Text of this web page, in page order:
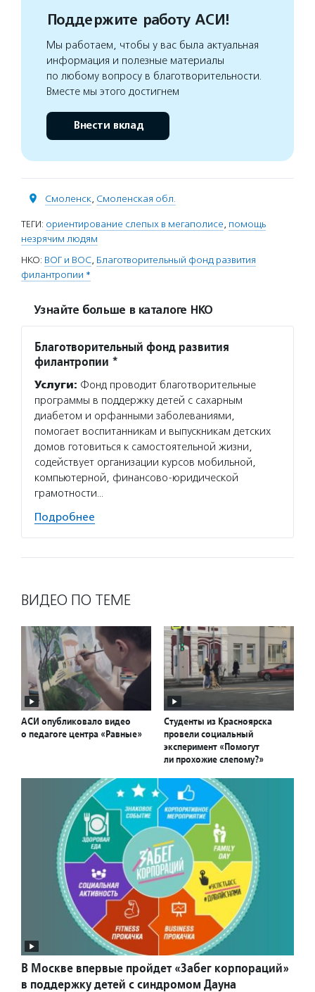
Поддержите работу АСИ!
Мы работаем, чтобы у вас была актуальная
информация и полезные материалы
по любому вопросу в благотворительности.
Вместе мы этого достигнем
Внести вклад
Смоленск, Смоленская обл.
ТЕГИ: ориентирование слепых в мегаполисе, помощь
незрячим людям
НКО: ВОГ и ВОС, Благотворительный фонд развития
филантропии *
Узнайте больше в каталоге НКО
Благотворительный фонд развития
филантропии *
Услуги: Фонд проводит благотворительные
программы в поддержку детей с сахарным
диабетом и орфанными заболеваниями,
помогает воспитанникам и выпускникам детских
домов готовиться к самостоятельной жизни,
содействует организации курсов мобильной,
компьютерной, финансово-юридической
грамотности…
Подробнее
ВИДЕО ПО ТЕМЕ
АСИ опубликовало видео
о педагоге центра «Равные»
Студенты из Красноярска
провели социальный
эксперимент «Помогут
ли прохожие слепому?»
В Москве впервые пройдет «Забег корпораций»
в поддержку детей с синдромом Дауна